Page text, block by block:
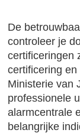
De
controleer je
certificeringen
certificering
Ministerie van
professionele
alarmcentrale
belangrijke